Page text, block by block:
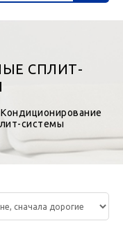
ОФЕРТОЙ
СПЛИТ-
Кондиционирование
системы